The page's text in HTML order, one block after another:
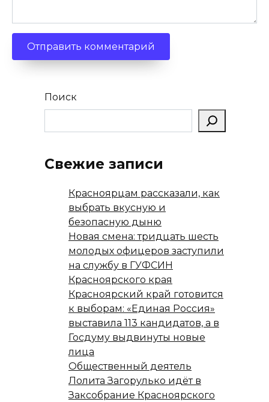
Поиск
Свежие записи
Красноярцам рассказали, как
выбрать вкусную и
безопасную дыню
Новая смена: тридцать шесть
молодых офицеров заступили
на службу в ГУФСИН
Красноярского края
Красноярский край готовится
к выборам: «Единая Россия»
выставила 113 кандидатов, а в
Госдуму выдвинуты новые
лица
Общественный деятель
Лолита Загорулько идёт в
Заксобрание Красноярского